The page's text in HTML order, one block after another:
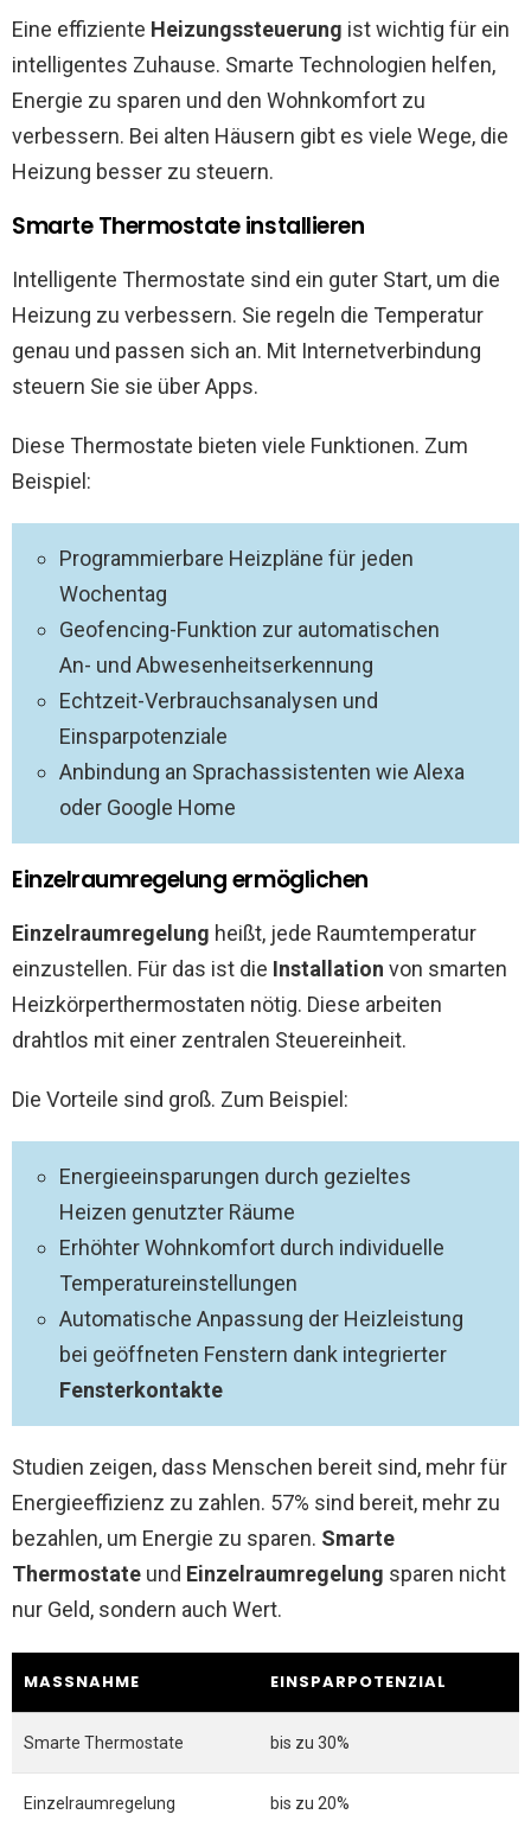
Eine effiziente Heizungssteuerung ist wichtig für ein
intelligentes Zuhause. Smarte Technologien helfen,
Energie zu sparen und den Wohnkomfort zu
verbessern. Bei alten Häusern gibt es viele Wege, die
Heizung besser zu steuern.
Smarte Thermostate installieren
Intelligente Thermostate sind ein guter Start, um die
Heizung zu verbessern. Sie regeln die Temperatur
genau und passen sich an. Mit Internetverbindung
steuern Sie sie über Apps.
Diese Thermostate bieten viele Funktionen. Zum
Beispiel:
Programmierbare Heizpläne für jeden
Wochentag
Geofencing-Funktion zur automatischen
An- und Abwesenheitserkennung
Echtzeit-Verbrauchsanalysen und
Einsparpotenziale
Anbindung an Sprachassistenten wie Alexa
oder Google Home
Einzelraumregelung ermöglichen
Einzelraumregelung heißt, jede Raumtemperatur
einzustellen. Für das ist die Installation von smarten
Heizkörperthermostaten nötig. Diese arbeiten
drahtlos mit einer zentralen Steuereinheit.
Die Vorteile sind groß. Zum Beispiel:
Energieeinsparungen durch gezieltes
Heizen genutzter Räume
Erhöhter Wohnkomfort durch individuelle
Temperatureinstellungen
Automatische Anpassung der Heizleistung
bei geöffneten Fenstern dank integrierter
Fensterkontakte
Studien zeigen, dass Menschen bereit sind, mehr für
Energieeffizienz zu zahlen. 57% sind bereit, mehr zu
bezahlen, um Energie zu sparen. Smarte
Thermostate und Einzelraumregelung sparen nicht
nur Geld, sondern auch Wert.
MASSNAHME EINSPARPOTENZIAL
Smarte Thermostate bis zu 30%
Einzelraumregelung bis zu 20%